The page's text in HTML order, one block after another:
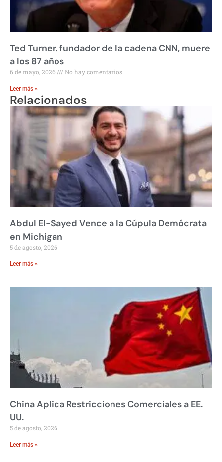
Ted Turner, fundador de la cadena CNN, muere
a los 87 años
6 de mayo, 2026 No hay comentarios
Leer más »
Relacionados
Abdul El-Sayed Vence a la Cúpula Demócrata
en Michigan
5 de agosto, 2026
Leer más »
China Aplica Restricciones Comerciales a EE.
UU.
5 de agosto, 2026
Leer más »